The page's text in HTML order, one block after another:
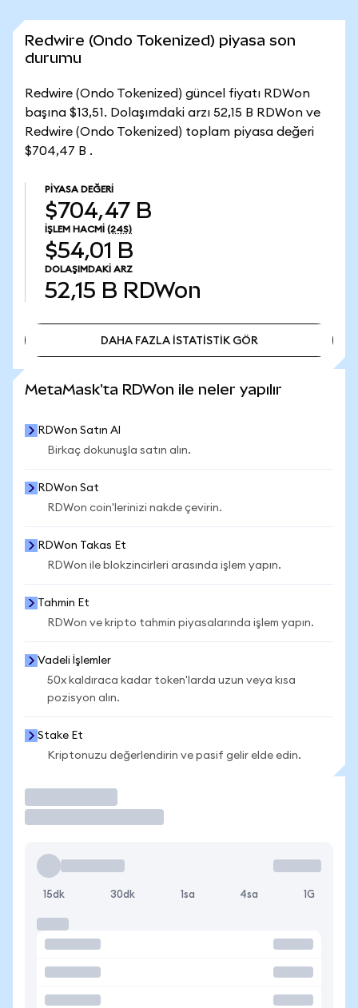
Redwire (Ondo Tokenized) piyasa son
durumu
Redwire (Ondo Tokenized) güncel fiyatı RDWon
başına $13,51. Dolaşımdaki arzı 52,15 B RDWon ve
Redwire (Ondo Tokenized) toplam piyasa değeri
$704,47 B .
PIYASA DEĞERI
$704,47 B
İŞLEM HACMI (24S)
$54,01 B
DOLAŞIMDAKI ARZ
52,15 B RDWon
DAHA FAZLA İSTATİSTİK GÖR
MetaMask'ta RDWon ile neler yapılır
RDWon Satın Al
Birkaç dokunuşla satın alın.
RDWon Sat
RDWon coin'lerinizi nakde çevirin.
RDWon Takas Et
RDWon ile blokzincirleri arasında işlem yapın.
Tahmin Et
RDWon ve kripto tahmin piyasalarında işlem yapın.
Vadeli İşlemler
50x kaldıraca kadar token'larda uzun veya kısa
pozisyon alın.
Stake Et
Kriptonuzu değerlendirin ve pasif gelir elde edin.
15dk 30dk 1sa 4sa 1G